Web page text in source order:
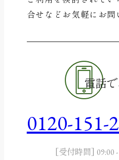
合せなど お気軽にお問
電話
0120-151-
[受付時間] 09:00